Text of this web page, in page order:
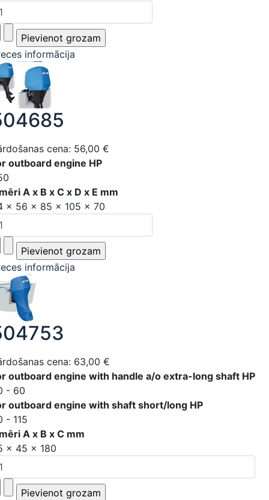
informācija
cena: 56,00 €
outboard engine HP
A x B x C x D x E mm
x 56 x 85 x 105 x 70
informācija
cena: 63,00 €
outboard engine with handle a/o extra-long shaft HP
- 60
outboard engine with shaft short/long HP
- 115
A x B x C mm
x 45 x 180